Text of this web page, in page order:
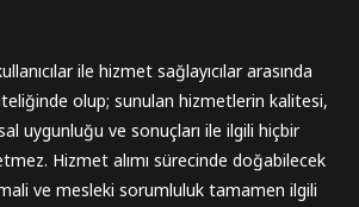
ile hizmet sağlayıcılar arasında
olup; sunulan hizmetlerin kalitesi,
uygunluğu ve sonuçları ile ilgili hiçbir
Hizmet alımı sürecinde doğabilecek
ve mesleki sorumluluk tamamen ilgili